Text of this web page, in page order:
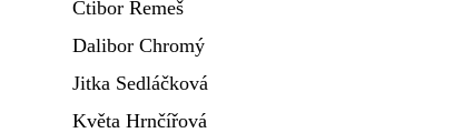
Ctibor Remeš
Dalibor Chromý
Jitka Sedláčková
Květa Hrnčířová